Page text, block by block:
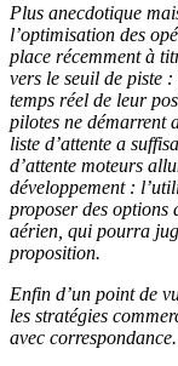
Plus anecdotique
l’optimisation des
place récemment à
vers le seuil de piste
temps réel de leur
pilotes ne démarrent
liste d’attente a
d’attente moteurs
développement :
proposer des options
aérien, qui pourra
proposition.
Enfin d’un point de
les stratégies
avec correspondance.